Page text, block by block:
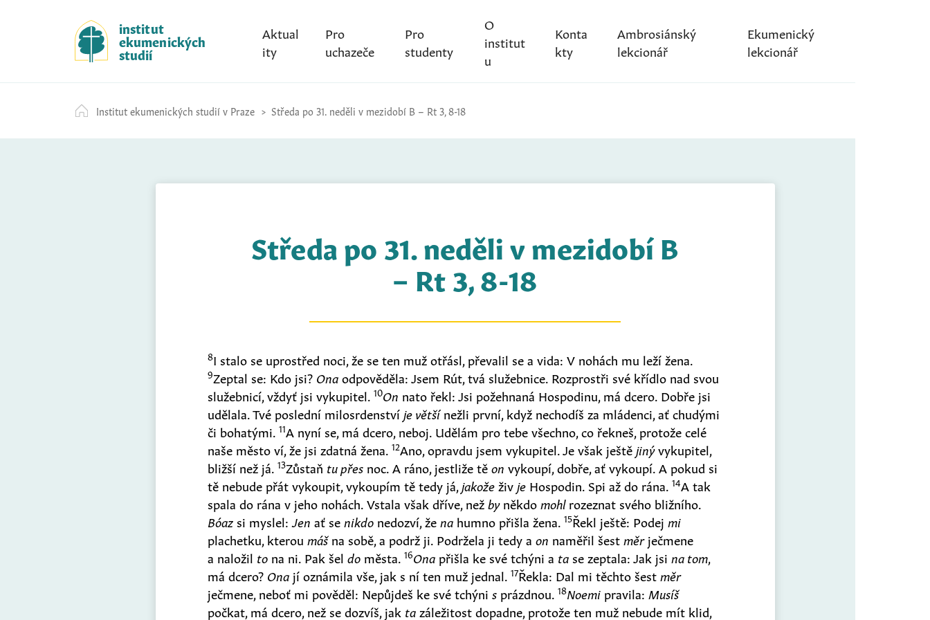
k
i
p
t
c
o
institut
ekumenických
studií
Aktual
ity
Pro
uchazeče
Pro
studenty
O
institut
u
Konta
kty
Ambrosiánský
lekcionář
Ekumenický
lekcionář
Institut ekumenických studií v Praze Středa po 31. neděli v mezidobí B – Rt 3, 8-18
Středa po 31. neděli v mezidobí B
– Rt 3, 8-18
8I stalo se uprostřed noci, že se ten muž otřásl, převalil se a vida: V nohách mu leží žena.
9Zeptal se: Kdo jsi? Onaodpověděla: Jsem Rút, tvá služebnice. Rozprostři své křídlo nad svou
služebnicí, vždyť jsi vykupitel.10On nato řekl: Jsi požehnaná Hospodinu, má dcero. Dobře jsi
udělala. Tvé poslední milosrdenství je většínežli první, když nechodíš za mládenci, ať chudými
či bohatými.11A nyní se, má dcero, neboj. Udělám pro tebe všechno, co řekneš, protože celé
naše město ví, že jsi zdatná žena.12Ano, opravdu jsem vykupitel. Je však ještě jinývykupitel,
bližší než já.13Zůstaň tu přes noc. A ráno, jestliže těon vykoupí, dobře, ať vykoupí. A pokud si
tě nebude přát vykoupit, vykoupím tě tedy já, jakože živ je Hospodin. Spi až do rána.14A tak
spala do rána v jeho nohách. Vstala však dříve, nežbyněkdo mohlrozeznat svého bližního.
Bóaz si myslel:Jen ať se nikdo nedozví, že na humno přišla žena.15Řekl ještě: Podej mi
plachetku, kterou mášna sobě, a podrž ji. Podržela ji tedy aon naměřil šest měrječmene
a naložil to na ni. Pak šeldo města.16Ona přišla ke své tchýni a ta se zeptala: Jak jsi na tom,
má dcero? Ona jí oznámila vše, jak s ní ten muž jednal.17Řekla: Dal mi těchto šest měr
ječmene, neboť mi pověděl: Nepůjdeš ke své tchýni s prázdnou.18Noemi pravila: Musíš
počkat, má dcero, než se dozvíš, jak ta záležitost dopadne, protože ten muž nebude mít klid,